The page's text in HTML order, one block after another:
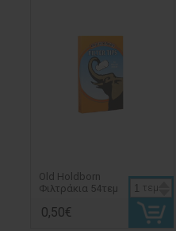
Old Holdborn
Φιλτράκια 54τεμ
0,50€
τεμ